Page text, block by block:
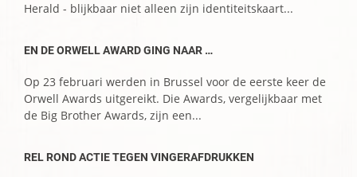
Herald - blijkbaar niet alleen zijn identiteitskaart...
EN DE ORWELL AWARD GING NAAR …
Op 23 februari werden in Brussel voor de eerste keer de
Orwell Awards uitgereikt. Die Awards, vergelijkbaar met
de Big Brother Awards, zijn een...
REL ROND ACTIE TEGEN VINGERAFDRUKKEN